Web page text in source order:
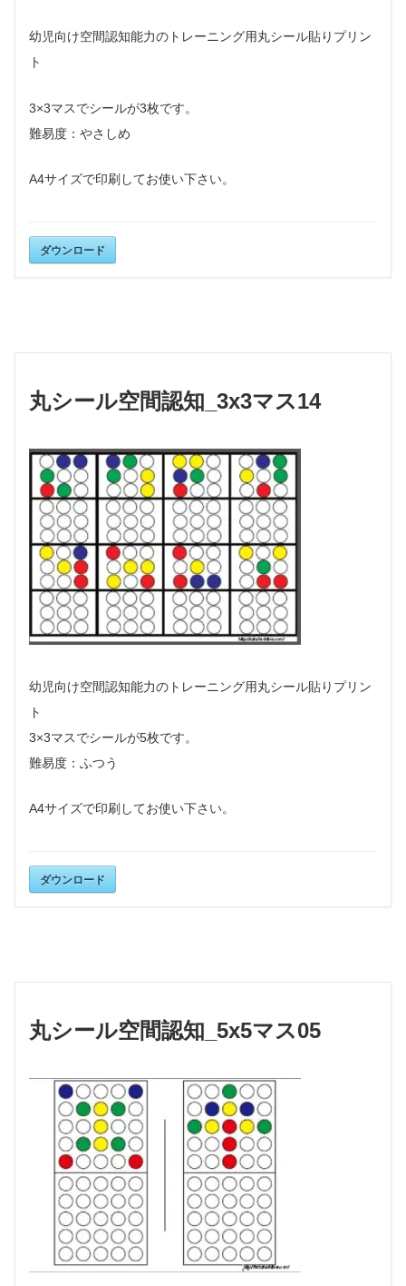
幼児向け空間認知能力のトレーニング用丸シール貼りプリン
ト
3×3マスでシールが3枚です。
難易度：やさしめ
A4サイズで印刷してお使い下さい。
ダウンロード
丸シール空間認知_3x3マス14
幼児向け空間認知能力のトレーニング用丸シール貼りプリン
ト
3×3マスでシールが5枚です。
難易度：ふつう
A4サイズで印刷してお使い下さい。
ダウンロード
丸シール空間認知_5x5マス05